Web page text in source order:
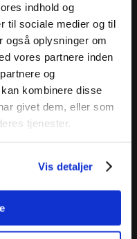
indhold og
til sociale medier og til
også oplysninger om
vores partnere inden
og
kombinere disse
givet dem, eller som
tjenester.
Vis detaljer